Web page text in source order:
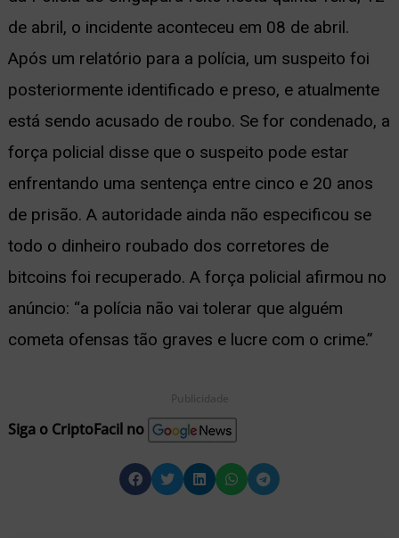
de abril, o incidente aconteceu em 08 de abril.
Após um relatório para a polícia, um suspeito foi
posteriormente identificado e preso, e atualmente
está sendo acusado de roubo. Se for condenado, a
força policial disse que o suspeito pode estar
enfrentando uma sentença entre cinco e 20 anos
de prisão. A autoridade ainda não especificou se
todo o dinheiro roubado dos corretores de
bitcoins foi recuperado. A força policial afirmou no
anúncio: “a polícia não vai tolerar que alguém
cometa ofensas tão graves e lucre com o crime.”
Publicidade
Siga o CriptoFacil no